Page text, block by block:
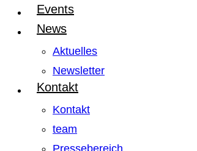
Events
News
Aktuelles
Newsletter
Kontakt
Kontakt
team
Pressebereich